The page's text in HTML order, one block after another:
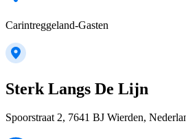
Carintreggeland-Gasten
Sterk Langs De Lijn
Spoorstraat 2, 7641 BJ Wierden,